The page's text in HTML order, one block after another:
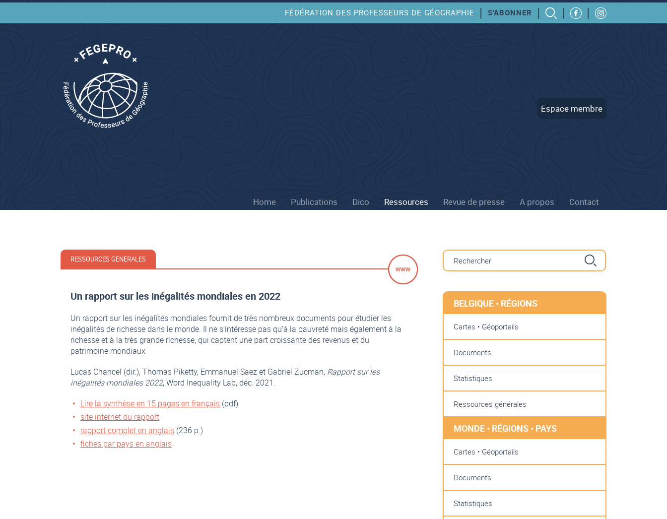
FÉDÉRATION DES PROFESSEURS DE GÉOGRAPHIE | S'ABONNER | | |
Espace membre
Home Publications Dico Ressources Revue de presse A propos Contact
RESSOURCES GÉNÉRALES
Un rapport sur les inégalités mondiales en 2022
Un rapport sur les inégalités mondiales fournit de très nombreux documents pour étudier les
inégalités de richesse dans le monde. Il ne s’intéresse pas qu’à la pauvreté mais également à la
richesse et à la très grande richesse, qui captent une part croissante des revenus et du
patrimoine mondiaux
Lucas Chancel (dir.), Thomas Piketty, Emmanuel Saez et Gabriel Zucman, Rapport sur les
inégalités mondiales 2022, Word Inequality Lab, déc. 2021.
Lire la synthèse en 15 pages en français (pdf)
site internet du rapport
rapport complet en anglais (236 p.)
fiches par pays en anglais
BELGIQUE • RÉGIONS
Cartes • Géoportails
Documents
Statistiques
Ressources générales
MONDE • RÉGIONS • PAYS
Cartes • Géoportails
Documents
Statistiques